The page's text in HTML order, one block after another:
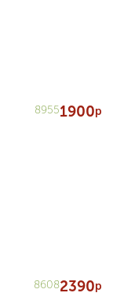
89551900р
86082390р